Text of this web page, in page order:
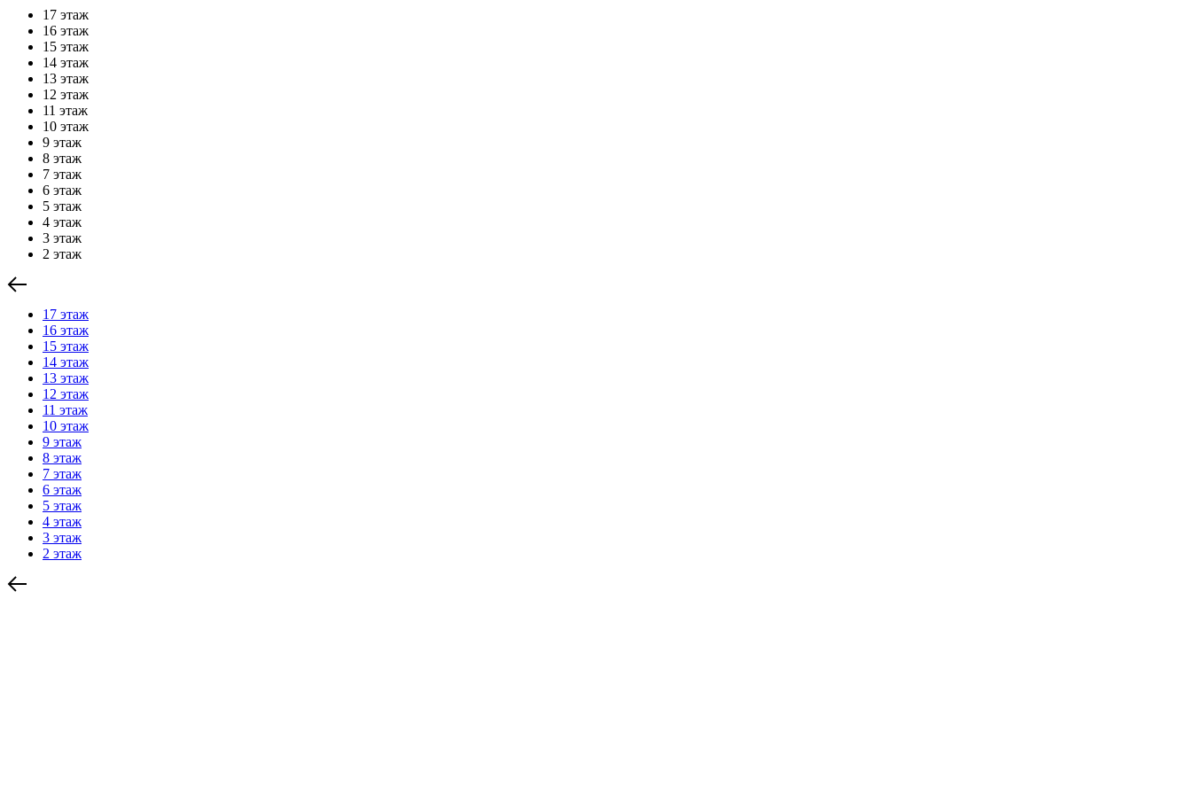
17 этаж
16 этаж
15 этаж
14 этаж
13 этаж
12 этаж
11 этаж
10 этаж
9 этаж
8 этаж
7 этаж
6 этаж
5 этаж
4 этаж
3 этаж
2 этаж
17 этаж
16 этаж
15 этаж
14 этаж
13 этаж
12 этаж
11 этаж
10 этаж
9 этаж
8 этаж
7 этаж
6 этаж
5 этаж
4 этаж
3 этаж
2 этаж